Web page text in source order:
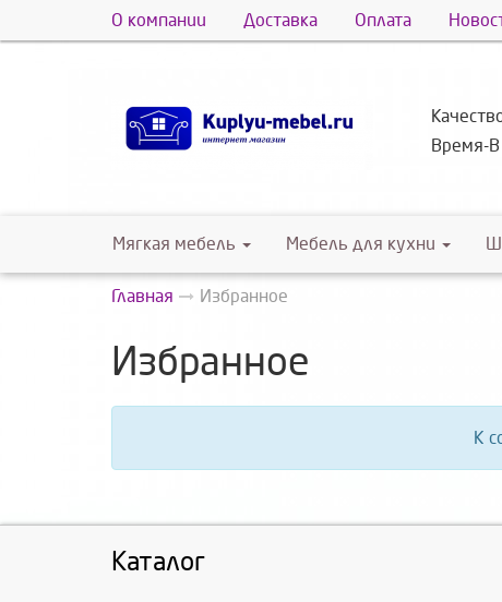
О компании Доставка Оплата
Время-
Мягкая мебель Мебель для кухни
Главная Избранное
Избранное
К
Каталог